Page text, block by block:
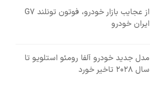
از عجایب بازار خودرو، فوتون تونلند G7
ایران خودرو
مدل جدید خودرو آلفا رومئو استلویو تا
سال ۲۰۲۸ تاخیر خورد